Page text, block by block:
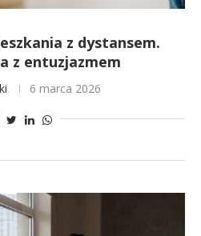
z dystansem.
z entuzjazmem
6 marca 2026